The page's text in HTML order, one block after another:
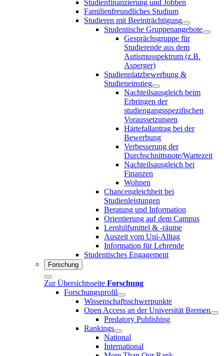
Studienfinanzierung und Jobben
Familienfreundliches Studium
Studieren mit Beeinträchtigung
Studentische Gruppenangebote
Gesprächsgruppe für
Studierende aus dem
Autismusspektrum (z.B.
Asperger)
Studienplatzbewerbung &
Studieneinstieg
Nachteilsausgleich beim
Erbringen der
studiengangsspezifischen
Voraussetzungen
Härtefallantrag bei der
Bewerbung
Verbesserung der
Durchschnittsnote/Wartezeit
Nachteilsausgleich bei
Finanzen
Wohnen
Chancengleichheit bei
Studienleistungen
Beratung und Information
Orientierung auf dem Campus
Lernhilfsmittel & -räume
Auszeit vom Uni-Alltag
Information für Lehrende
Studentisches Engagement
Forschung
Zur Übersichtsseite Forschung
Forschungsprofil
Wissenschaftsschwerpunkte
Open Access an der Universität Bremen
Predatory Publishing
Rankings
National
International